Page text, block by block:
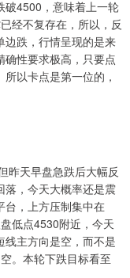
破4500，意味着上一轮
经不复存在，所以，反
边跌，行情呈现的是来
确性要求极高，只要点
以卡点是第一位的，
昨天早盘急跌后大幅反
落，今天大概率还是震
台，上方压制集中在
低点4530附近，今天
主方向是空，而不是
。本轮下跌目标看至